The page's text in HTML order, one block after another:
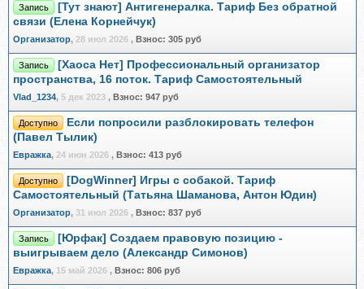
Запись
[Тут знают] Антигенералка. Тариф Без обратной
связи (Елена Корнейчук)
Организатор, 28 июл 2026 , Взнос: 305 руб
Запись
[Хаоса Нет] Профессиональный организатор
пространства, 16 поток. Тариф Самостоятельный
Vlad_1234, 5 дек 2023 , Взнос: 947 руб
Доступно
Если попросили разблокировать телефон
(Павел Тылик)
Евражкa, 24 июн 2026 , Взнос: 413 руб
Доступно
[DogWinner] Игры с собакой. Тариф
Самостоятельный (Татьяна Шаманова, Антон Юдин)
Организатор, 31 июл 2026 , Взнос: 837 руб
Запись
[Юрфак] Создаем правовую позицию -
выигрываем дело (Александр Симонов)
Евражкa, 15 май 2026 , Взнос: 806 руб